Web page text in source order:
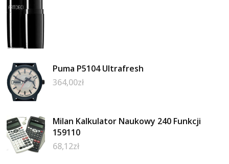
Puma P5104 Ultrafresh
364,00zł
Milan Kalkulator Naukowy 240 Funkcji
159110
68,12zł